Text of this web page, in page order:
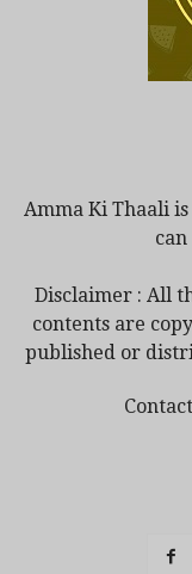
Amma Ki Thaali
Disclaimer : All
contents are
published or